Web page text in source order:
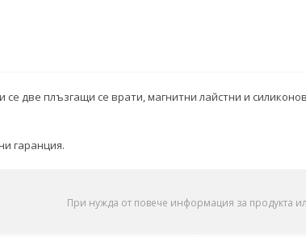
две плъзгащи се врати, магнитни лайстни и
гаранция.
При нужда от повече информация за продукта